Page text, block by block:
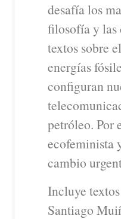
desafía los
filosofía y las
textos sobre
energías
configuran
petróleo. Por
ecofeminista
cambio
Incluye
Santiago